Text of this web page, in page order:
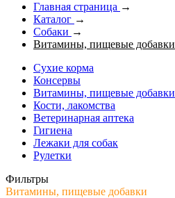
Главная страница →
Каталог →
Собаки →
Витамины, пищевые добавки
Сухие корма
Консервы
Витамины, пищевые добавки
Кости, лакомства
Ветеринарная аптека
Гигиена
Лежаки для собак
Рулетки
Фильтры
Витамины, пищевые добавки